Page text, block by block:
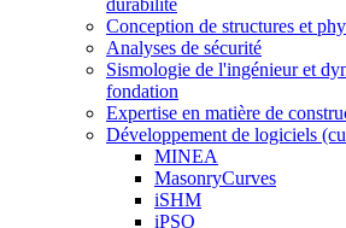
Conception de structures et
Analyses de sécurité
Sismologie de l'ingénieur et
fondation
Expertise en matière de
Développement de logiciels
MINEA
MasonryCurves
iSHM
iPSO